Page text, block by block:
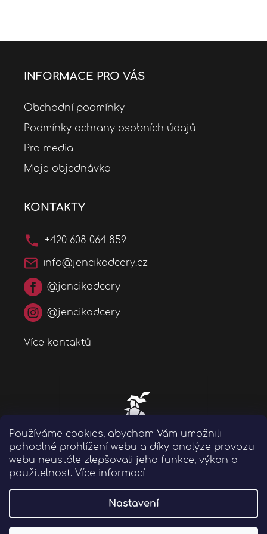
Používáme cookies, abychom Vám umožnili
pohodlné prohlížení webu a díky analýze provozu
webu neustále zlepšovali jeho funkce, výkon a
použitelnost. Více informací
Nastavení
INFORMACE PRO VÁS
Obchodní podmínky
Podmínky ochrany osobních údajů
Pro media
Moje objednávka
KONTAKTY
+420 608 064 859
info@jencikadcery.cz
@jencikadcery
@jencikadcery
Více kontaktů